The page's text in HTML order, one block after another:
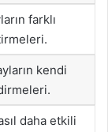
farklı
kendi
daha etkili